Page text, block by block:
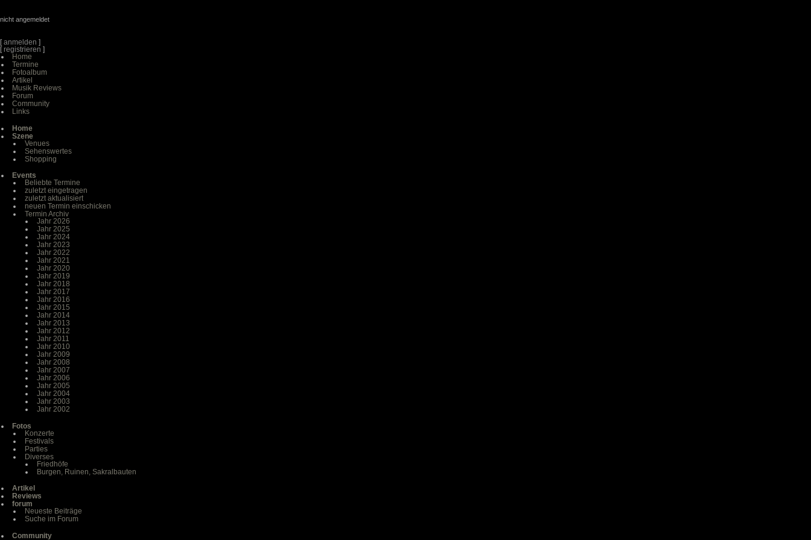
nicht angemeldet
[anmelden ]
[registrieren ]
Home
Termine
Fotoalbum
Artikel
Musik Reviews
Forum
Community
Links
Home
Szene
Venues
Sehenswertes
Shopping
Events
Beliebte Termine
zuletzt eingetragen
zuletzt aktualisiert
neuen Termin einschicken
Termin Archiv
Jahr 2026
Jahr 2025
Jahr 2024
Jahr 2023
Jahr 2022
Jahr 2021
Jahr 2020
Jahr 2019
Jahr 2018
Jahr 2017
Jahr 2016
Jahr 2015
Jahr 2014
Jahr 2013
Jahr 2012
Jahr 2011
Jahr 2010
Jahr 2009
Jahr 2008
Jahr 2007
Jahr 2006
Jahr 2005
Jahr 2004
Jahr 2003
Jahr 2002
Fotos
Konzerte
Festivals
Parties
Diverses
Friedhöfe
Burgen, Ruinen, Sakralbauten
Artikel
Reviews
forum
Neueste Beiträge
Suche im Forum
Community